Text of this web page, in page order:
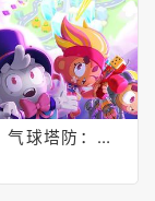
气球塔防：卡牌风暴(Bloons Card Storm)